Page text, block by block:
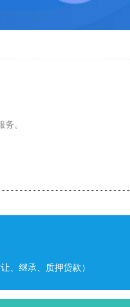
。
、继承、质押贷款）